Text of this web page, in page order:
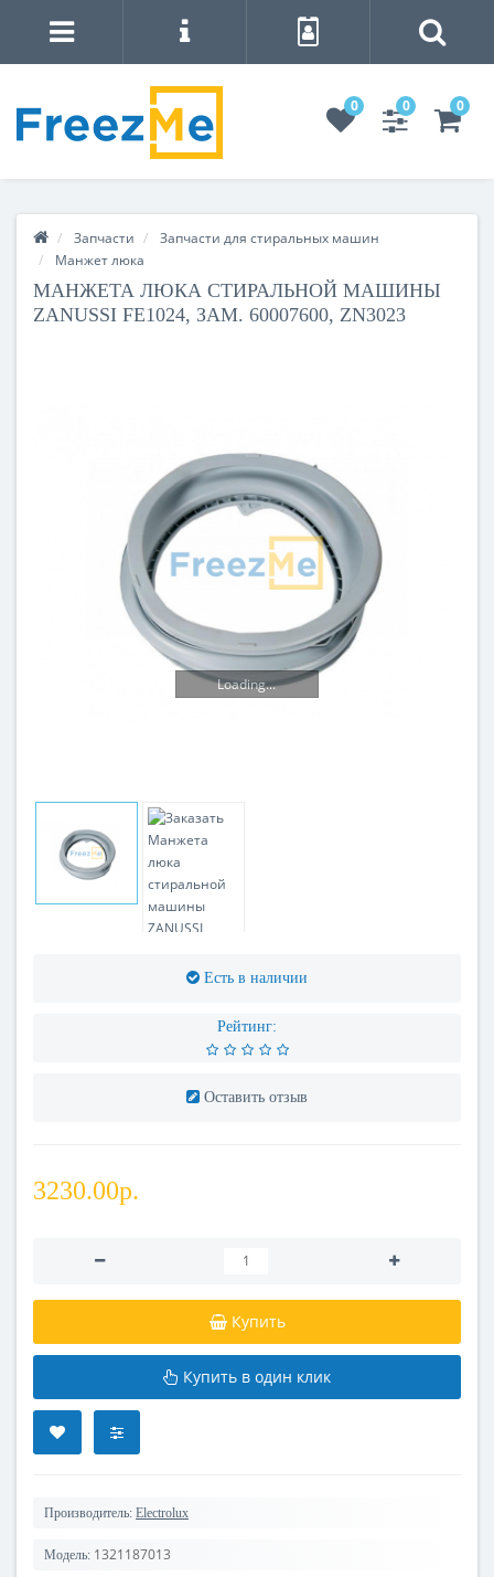
0 0 0
Запчасти
Запчасти для стиральных машин
Манжет люка
МАНЖЕТА ЛЮКА СТИРАЛЬНОЙ МАШИНЫ
ZANUSSI FE1024, ЗАМ. 60007600, ZN3023
Loading...
Есть в наличии
Рейтинг:
Оставить отзыв
3230.00р.
Купить
Купить в один клик
Производитель: Electrolux
Модель: 1321187013